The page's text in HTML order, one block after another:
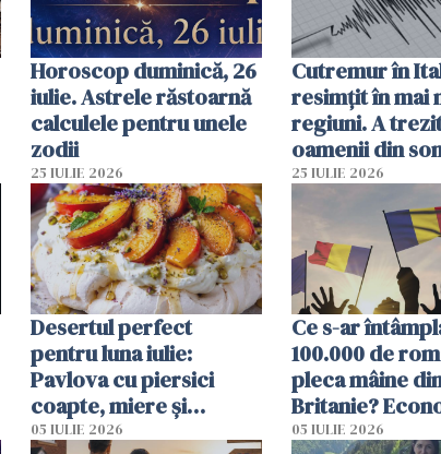
Horoscop duminică, 26
iulie. Astrele răstoarnă
calculele pentru unele
zodii
25 IULIE 2026
Cutremur în
resimțit în mai
regiuni. A
oamenii din
un alt seism
o zi înainte
25 IULIE 2026
Desertul perfect
pentru luna iulie:
Pavlova cu piersici
coapte, miere și
lavandă
05 IULIE 2026
Ce s-ar
100.000 de
pleca mâine
Britanie?
resimți imediat
05 IULIE 2026